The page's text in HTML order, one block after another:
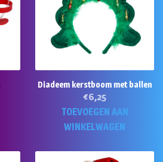
Diadeem kerstboom met ballen
€6,25
TOEVOEGEN AAN
WINKELWAGEN